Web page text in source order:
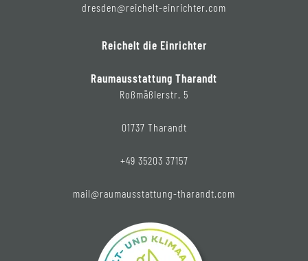
dresden@reichelt-einrichter.com
Reichelt die Einrichter
Raumausstattung Tharandt
Roßmäßlerstr. 5
01737 Tharandt
+49 35203 37157
mail@raumausstattung-tharandt.com